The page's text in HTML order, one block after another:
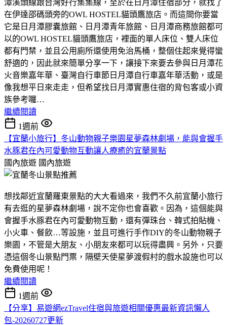
潭溪頭線跟台灣好行集集線，至於在日月潭住宿部分，就找了
在伊達邵碼頭旁的OWL HOSTEL貓頭鷹旅店。而這間你要當
它是日月潭膠囊旅館、日月潭青年旅館、日月潭商務旅館都可
以的OWL HOSTEL貓頭鷹旅店，裡面的單人床位、雙人床位
都有門禁，並且公用廁所還使用免治馬桶，整個住起來覺得蠻
舒適的，因此就來簡單分享一下，讓接下來要去參與日月潭花
火音樂嘉年華、臺灣自行車節日月潭自行車嘉年華活動，或是
像我想平日來走走，但希望找日月潭實惠住宿的背包客或小資
族參考囉…
繼續閱讀
1週前
【宜蘭小旅行】冬山動物親子樂園星夢森林劇場，能與會握手
水豚君在內可愛動物互動讓人療癒的宜蘭景點
國內旅遊 國內旅遊
想找鄰近宜蘭羅東景點的大大看過來，我們不久前宜蘭小旅行
有去逛的星夢森林劇場，說不定你也會喜歡。因為，這個能與
會握手水豚君在內可愛動物互動，還有彈珠台、韓式拍貼機、
小火車、餐飲…等設施，並且可進行手作DIY的冬山動物親子
樂園，不管是大朋友、小朋友來都可以玩得盡興。另外，只要
憑這個冬山景點門票，隔壁天使星夢渡假村的戲水設施也可以
免費使用呢！
繼續閱讀
1週前
【分享】易遊網ezTravel住宿與旅遊相關優惠最新資訊懶人
包-20260727更新